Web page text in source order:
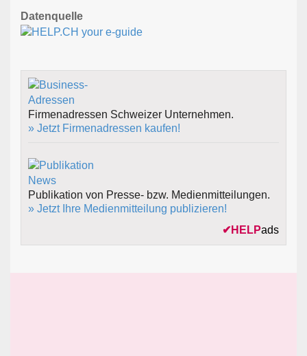
Datenquelle
Firmenadressen Schweizer Unternehmen.
» Jetzt Firmenadressen kaufen!
Publikation von Presse- bzw. Medienmitteilungen.
» Jetzt Ihre Medienmitteilung publizieren!
✔ HELPads